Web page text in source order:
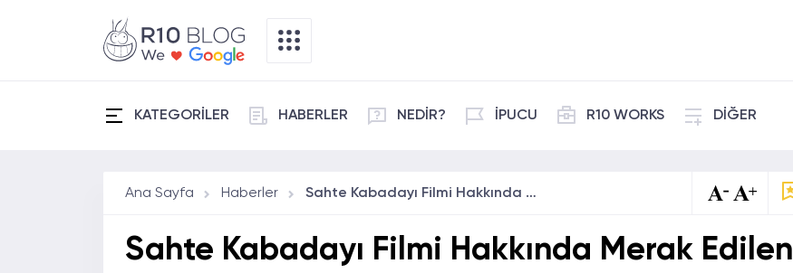
KATEGORİLER HABERLER NEDİR? İPUCU R10 WORKS DİĞER
Ana Sayfa Haberler Sahte Kabadayı Filmi Hakkında Merak Edilen Her Şey: Nerede Çekildi, Oyuncu Kadrosu Kimlerden Oluşuyor?
Sahte Kabadayı Filmi Hakkında Merak Edilen